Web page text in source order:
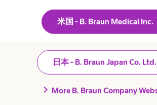
米国 - B. Braun Medical Inc.
日本 - B. Braun Japan Co. Ltd.
chevron_right More B. Braun Company
査方法と治療